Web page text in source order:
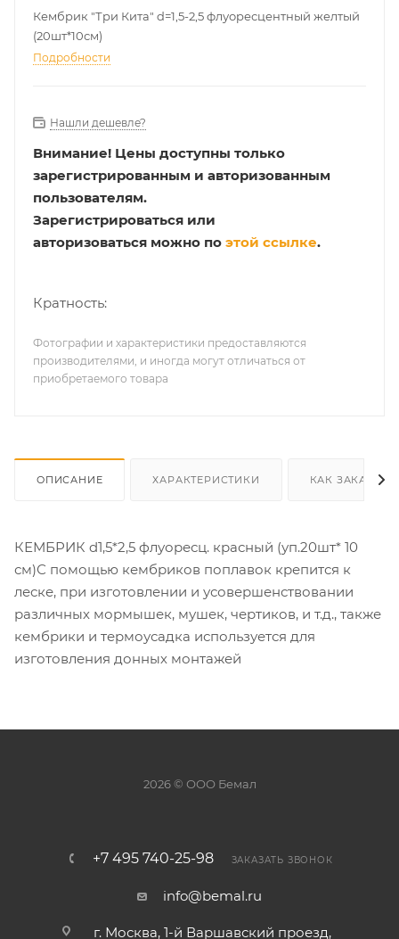
Кембрик "Три Кита" d=1,5-2,5 флуоресцентный желтый
(20шт*10см)
Подробности
Нашли дешевле?
Внимание! Цены доступны только
зарегистрированным и авторизованным
пользователям.
Зарегистрироваться или
авторизоваться можно по этой ссылке.
Кратность:
Фотографии и характеристики предоставляются
производителями, и иногда могут отличаться от
приобретаемого товара
ОПИСАНИЕ ХАРАКТЕРИСТИКИ КАК ЗАКАЗАТЬ
КЕМБРИК d1,5*2,5 флуоресц. красный (уп.20шт* 10
см)С помощью кембриков поплавок крепится к
леске, при изготовлении и усовершенствовании
различных мормышек, мушек, чертиков, и т.д., также
кембрики и термоусадка используется для
изготовления донных монтажей
2026 © ООО Бемал
+7 495 740-25-98 ЗАКАЗАТЬ ЗВОНОК
info@bemal.ru
г. Москва, 1-й Варшавский проезд,